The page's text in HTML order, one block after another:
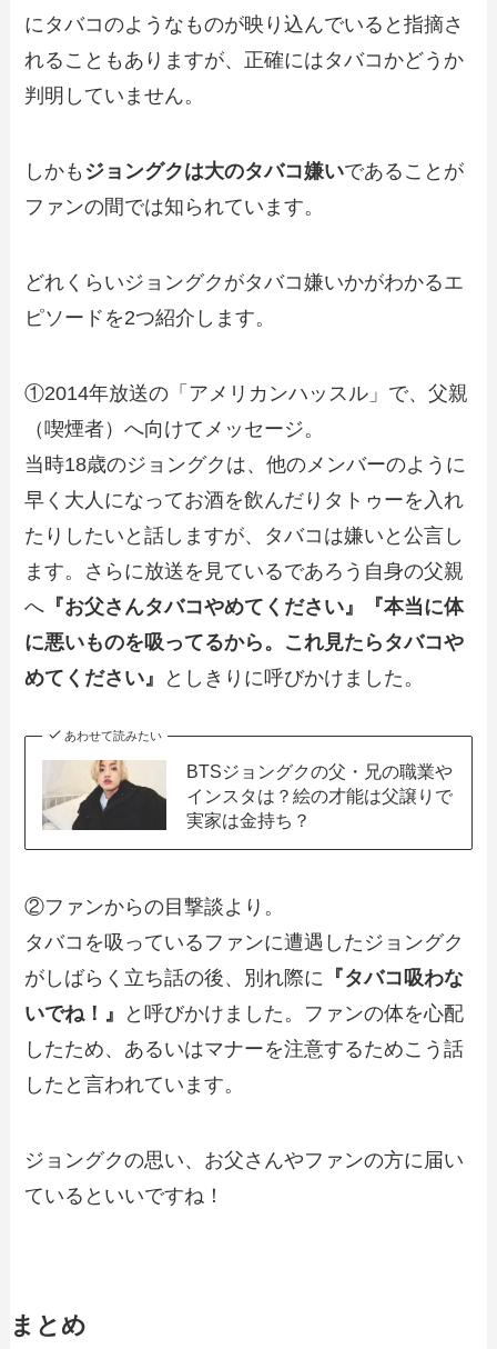
にタバコのようなものが映り込んでいると指摘さ
れることもありますが、正確にはタバコかどうか
判明していません。
しかも ジョングクは大のタバコ嫌いであることが
ファンの間では知られています。
どれくらいジョングクがタバコ嫌いかがわかるエ
ピソードを2つ紹介します。
①2014年放送の「アメリカンハッスル」で、父親
（喫煙者）へ向けてメッセージ。
当時18歳のジョングクは、他のメンバーのように
早く大人になってお酒を飲んだりタトゥーを入れ
たりしたいと話しますが、タバコは嫌いと公言し
ます。さらに放送を見ているであろう自身の父親
へ 『お父さんタバコやめてください』『本当に体
に悪いものを吸ってるから。これ見たらタバコや
めてください』
としきりに呼びかけました。
あわせて読みたい
BTSジョングクの父・兄の職業や
インスタは？絵の才能は父譲りで
実家は金持ち？
②ファンからの目撃談より。
タバコを吸っているファンに遭遇したジョングク
がしばらく立ち話の後、別れ際に 『タバコ吸わな
いでね！』
と呼びかけました。ファンの体を心配
したため、あるいはマナーを注意するためこう話
したと言われています。
ジョングクの思い、お父さんやファンの方に届い
ているといいですね！
まとめ